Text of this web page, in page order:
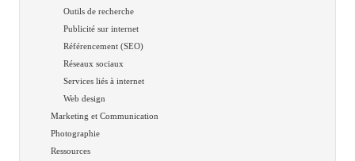
Outils de recherche
Publicité sur internet
Référencement (SEO)
Réseaux sociaux
Services liés à internet
Web design
Marketing et Communication
Photographie
Ressources